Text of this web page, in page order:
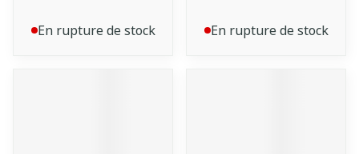
En rupture de stock En rupture de stock